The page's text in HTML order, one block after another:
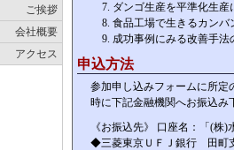
ご挨拶
会社概要
アクセス
ダンゴ生産を平準化生産
食品工場で生きるカンバ
成功事例にみる改善手法
申込方法
参加申し込みフォームに所定
時に下記金融機関へお振込み
《お振込先》 口座名：「(株)
◆三菱東京ＵＦＪ銀行 田町